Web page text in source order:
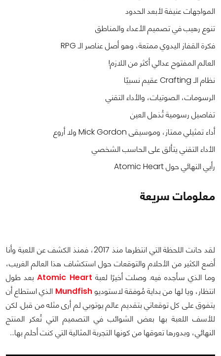
المواجهات عنيفة لأبعد الحدود
تنوع رهيب في تصميم الأعداء والمناطق
فكرة القفاز اليدوي ممتعة، وهو أصل عناصر الـ RPG
العالم المفتوح عدائي أكثر من اللازم!
نظام الـ Crafting عقيم نسبيًا
الرسومات، الصوتيات، والأداء التقني
تفاصيل رسومية تُذهل العين
أداء تمثيلي ممتاز، وموسيقى Mick Gordon ولا أروع
الأداء التقني يتألق على الحاسب الشخصي
رأيي النهائي حول Atomic Heart
معلومات سريعة
لقد حانت اللحظة التي انتظرها منذ 2017، فمنذ الكشف عن اللعبة وأنا
أضع الكثير من الأحلام والتوقعات حول استكشاف هذا العالم الغريب،
وما الذي سأجده فيه. وصلت أخيرًا لعبة Atomic Heartبعد طول
انتظار، ويا لها من بداية مُوفقة لاستوديوMundfish الذي استطاع أن
يتفوق على كل توقعاتي بتقديم عالم يوتوبي لم أرى مثله من قبل. لكن
للأسف اللعبة بها بعض الشوائب في التصميم التي تُعكر المنتج
النهائي، وبدورها تعوقها من كونها التجربة المثالية التي كنت أحلم بها…